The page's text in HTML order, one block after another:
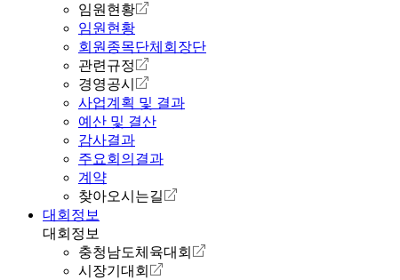
임원현황
임원현황
회원종목단체회장단
관련규정
경영공시
사업계획 및 결과
예산 및 결산
감사결과
주요회의결과
계약
찾아오시는길
대회정보
대회정보
충청남도체육대회
시장기대회